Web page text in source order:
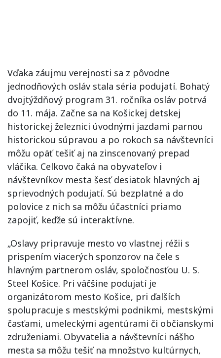
Vďaka záujmu verejnosti sa z pôvodne
jednodňových osláv stala séria podujatí. Bohatý
dvojtýždňový program 31. ročníka osláv potrvá
do 11. mája. Začne sa na Košickej detskej
historickej železnici úvodnými jazdami parnou
historickou súpravou a po rokoch sa návštevníci
môžu opäť tešiť aj na zinscenovaný prepad
vláčika. Celkovo čaká na obyvateľov i
návštevníkov mesta šesť desiatok hlavných aj
sprievodných podujatí. Sú bezplatné a do
polovice z nich sa môžu účastníci priamo
zapojiť, keďže sú interaktívne.
„Oslavy pripravuje mesto vo vlastnej réžii s
prispením viacerých sponzorov na čele s
hlavným partnerom osláv, spoločnosťou U. S.
Steel Košice. Pri väčšine podujatí je
organizátorom mesto Košice, pri ďalších
spolupracuje s mestskými podnikmi, mestskými
časťami, umeleckými agentúrami či občianskymi
združeniami. Obyvatelia a návštevníci nášho
mesta sa môžu tešiť na množstvo kultúrnych,